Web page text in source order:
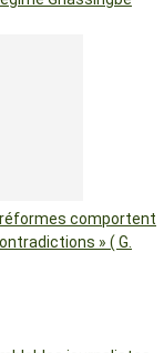
réformes comportent
» ( G.